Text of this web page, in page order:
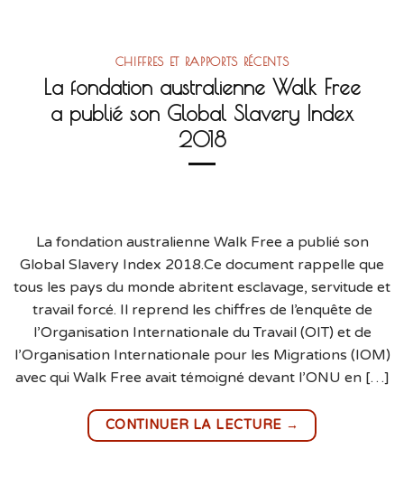
CHIFFRES ET RAPPORTS RÉCENTS
La fondation australienne Walk Free
a publié son Global Slavery Index
2018
La fondation australienne Walk Free a publié son
Global Slavery Index 2018.Ce document rappelle que
tous les pays du monde abritent esclavage, servitude et
travail forcé. Il reprend les chiffres de l’enquête de
l’Organisation Internationale du Travail (OIT) et de
l’Organisation Internationale pour les Migrations (IOM)
avec qui Walk Free avait témoigné devant l’ONU en […]
CONTINUER LA LECTURE →